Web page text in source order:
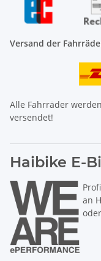
Versand der
Alle Fahrräder
versendet!
Haibike E-
an